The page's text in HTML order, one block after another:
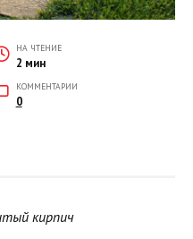
НА ЧТЕНИЕ
2 мин
КОММЕНТАРИИ
0
кирпич